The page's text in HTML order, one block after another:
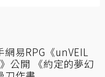
易RPG《unVEIL
公開 《約定的夢幻